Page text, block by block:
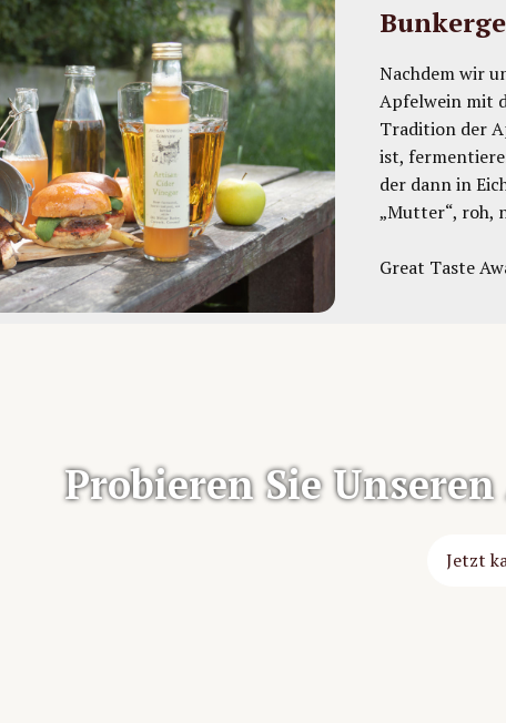
Nachdem wir
Apfelwein mit
Tradition der
ist,
der dann in
„Mutter“, roh,
Great Taste
Probieren Sie
Jetzt